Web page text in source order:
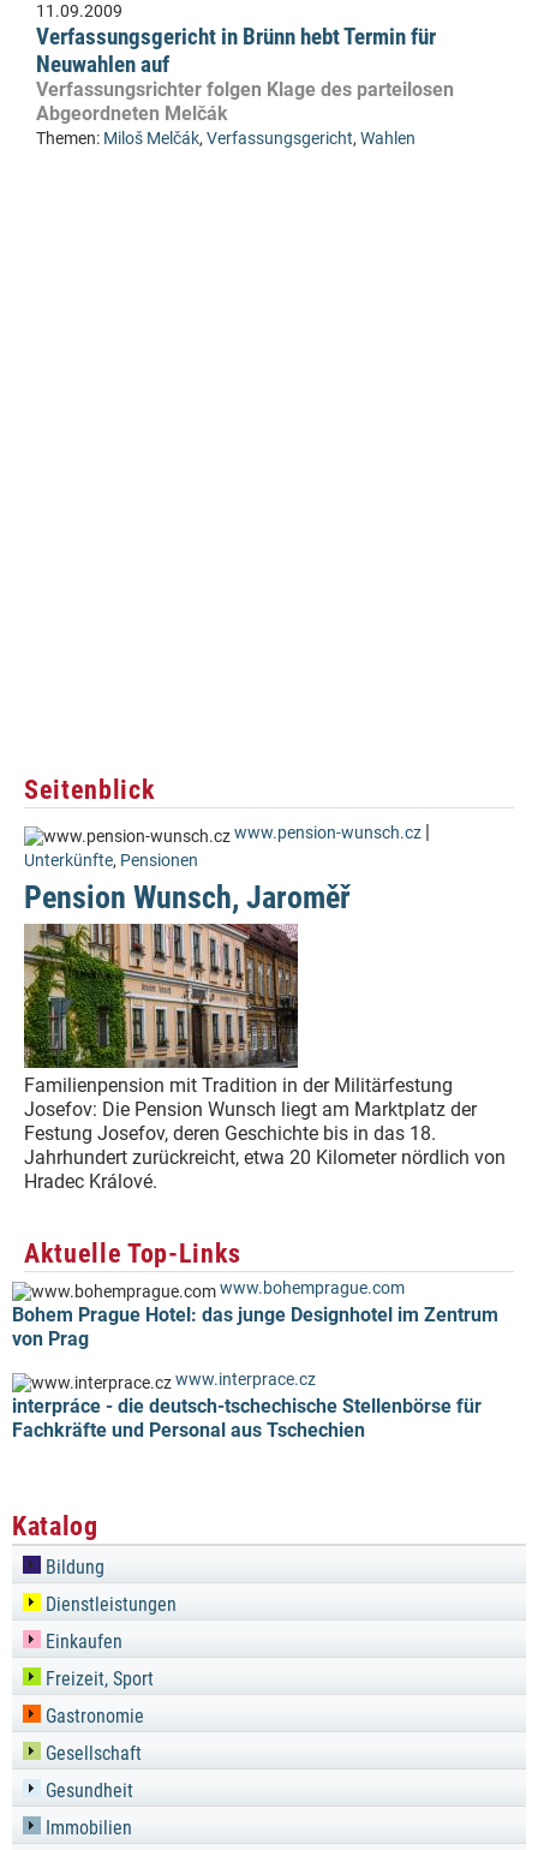
11.09.2009
Verfassungsgericht in Brünn hebt Termin für
Neuwahlen auf
Verfassungsrichter folgen Klage des parteilosen
Abgeordneten Melčák
Themen: Miloš Melčák, Verfassungsgericht, Wahlen
Seitenblick
www.pension-wunsch.cz |
Unterkünfte, Pensionen
Pension Wunsch, Jaroměř
Familienpension mit Tradition in der Militärfestung
Josefov: Die Pension Wunsch liegt am Marktplatz der
Festung Josefov, deren Geschichte bis in das 18.
Jahrhundert zurückreicht, etwa 20 Kilometer nördlich von
Hradec Králové.
Aktuelle Top-Links
www.bohemprague.com
Bohem Prague Hotel: das junge Designhotel im Zentrum
von Prag
www.interprace.cz
interpráce - die deutsch-tschechische Stellenbörse für
Fachkräfte und Personal aus Tschechien
Katalog
Bildung
Dienstleistungen
Einkaufen
Freizeit, Sport
Gastronomie
Gesellschaft
Gesundheit
Immobilien